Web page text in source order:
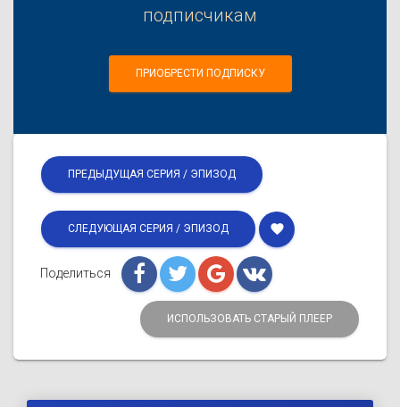
подписчикам
ПРИОБРЕСТИ ПОДПИСКУ
ПРЕДЫДУЩАЯ СЕРИЯ / ЭПИЗОД
СЛЕДУЮЩАЯ СЕРИЯ / ЭПИЗОД favorite
Поделиться
ИСПОЛЬЗОВАТЬ СТАРЫЙ ПЛЕЕР